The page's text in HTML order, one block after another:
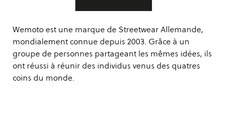
Wemoto est une marque de Streetwear Allemande,
mondialement connue depuis 2003. Grâce à un
groupe de personnes partageant les mêmes idées, ils
ont réussi à réunir des individus venus des quatres
coins du monde.